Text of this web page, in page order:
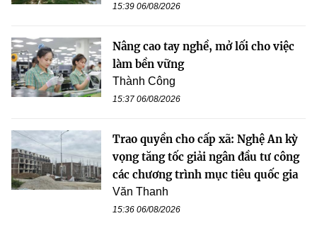
15:39 06/08/2026
Nâng cao tay nghề, mở lối cho việc
làm bền vững
Thành Công
15:37 06/08/2026
Trao quyền cho cấp xã: Nghệ An kỳ
vọng tăng tốc giải ngân đầu tư công
các chương trình mục tiêu quốc gia
Văn Thanh
15:36 06/08/2026